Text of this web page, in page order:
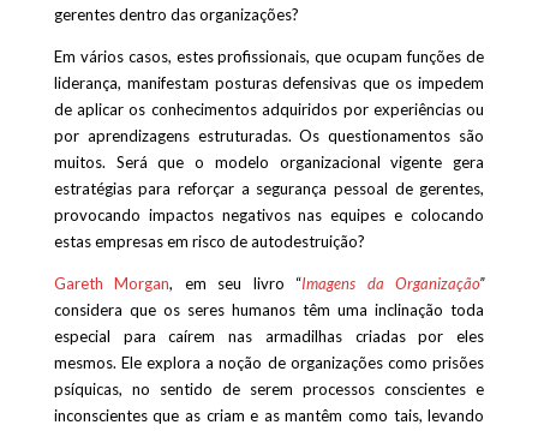
gerentes dentro das organizações?
Em vários casos, estes profissionais, que ocupam funções de
liderança, manifestam posturas defensivas que os impedem
de aplicar os conhecimentos adquiridos por experiências ou
por aprendizagens estruturadas. Os questionamentos são
muitos. Será que o modelo organizacional vigente gera
estratégias para reforçar a segurança pessoal de gerentes,
provocando impactos negativos nas equipes e colocando
estas empresas em risco de autodestruição?
Gareth Morgan, em seu livro “Imagens da Organização”
considera que os seres humanos têm uma inclinação toda
especial para caírem nas armadilhas criadas por eles
mesmos. Ele explora a noção de organizações como prisões
psíquicas, no sentido de serem processos conscientes e
inconscientes que as criam e as mantêm como tais, levando